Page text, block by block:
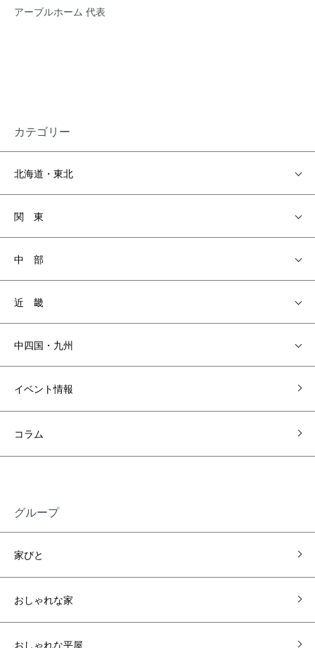
アーブルホーム 代表
カテゴリー
北海道・東北
関 東
中 部
近 畿
中四国・九州
イベント情報
コラム
グループ
家びと
おしゃれな家
おしゃれな平屋